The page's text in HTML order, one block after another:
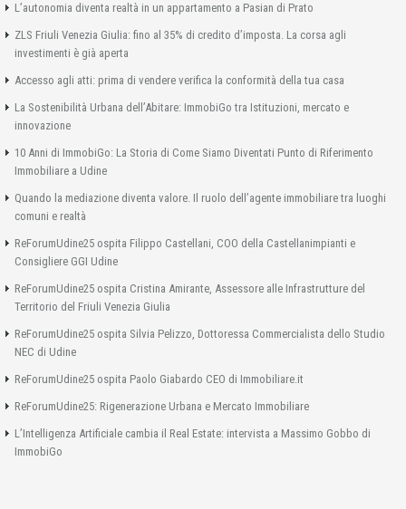
L’autonomia diventa realtà in un appartamento a Pasian di Prato
ZLS Friuli Venezia Giulia: fino al 35% di credito d’imposta. La corsa agli
investimenti è già aperta
Accesso agli atti: prima di vendere verifica la conformità della tua casa
La Sostenibilità Urbana dell’Abitare: ImmobiGo tra Istituzioni, mercato e
innovazione
10 Anni di ImmobiGo: La Storia di Come Siamo Diventati Punto di Riferimento
Immobiliare a Udine
Quando la mediazione diventa valore. Il ruolo dell’agente immobiliare tra luoghi
comuni e realtà
ReForumUdine25 ospita Filippo Castellani, COO della Castellanimpianti e
Consigliere GGI Udine
ReForumUdine25 ospita Cristina Amirante, Assessore alle Infrastrutture del
Territorio del Friuli Venezia Giulia
ReForumUdine25 ospita Silvia Pelizzo, Dottoressa Commercialista dello Studio
NEC di Udine
ReForumUdine25 ospita Paolo Giabardo CEO di Immobiliare.it
ReForumUdine25: Rigenerazione Urbana e Mercato Immobiliare
L’Intelligenza Artificiale cambia il Real Estate: intervista a Massimo Gobbo di
ImmobiGo